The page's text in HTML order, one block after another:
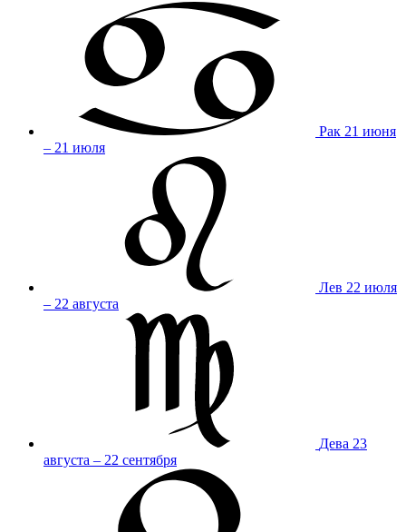
Рак 21 июня
– 21 июля
Лев 22 июля
– 22 августа
Дева 23
августа – 22 сентября